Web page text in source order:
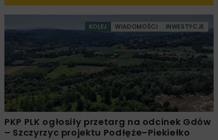
KOLEJ WIADOMOŚCI INWESTYCJE
PKP PLK ogłosiły przetarg na odcinek Gdów
– Szczyrzyc projektu Podłęże–Piekiełko